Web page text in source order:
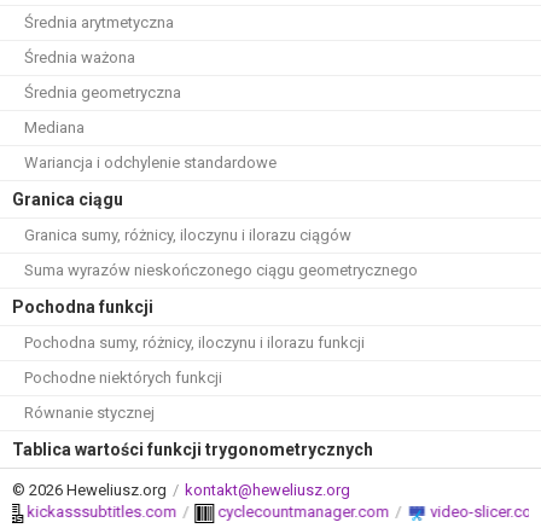
Średnia arytmetyczna
Średnia ważona
Średnia geometryczna
Mediana
Wariancja i odchylenie standardowe
Granica ciągu
Granica sumy, różnicy, iloczynu i ilorazu ciągów
Suma wyrazów nieskończonego ciągu geometrycznego
Pochodna funkcji
Pochodna sumy, różnicy, iloczynu i ilorazu funkcji
Pochodne niektórych funkcji
Równanie stycznej
Tablica wartości funkcji trygonometrycznych
© 2026 Heweliusz.org / kontakt@heweliusz.org
kickasssubtitles.com / cyclecountmanager.com / video-slicer.com